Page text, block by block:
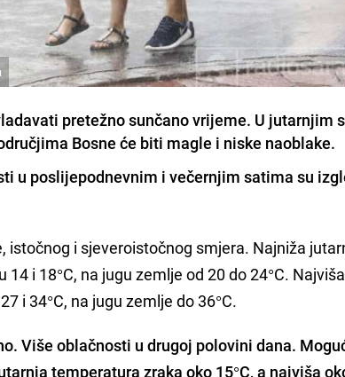
pretežno sunčano vrijeme. U jutarnjim
Bosne će biti magle i niske naoblake.
u poslijepodnevnim i večernjim satima su
istočnog i sjeveroistočnog smjera. Najniža
i 18°C, na jugu zemlje od 20 do 24°C.
i 34°C, na jugu zemlje do 36°C.
Više oblačnosti u drugoj polovini dana.
temperatura zraka oko 15°C, a najviša